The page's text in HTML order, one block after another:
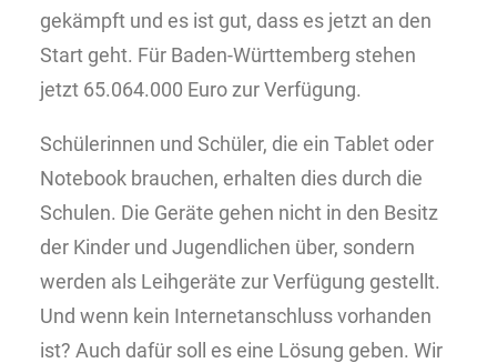
gekämpft und es ist gut, dass es jetzt an den
Start geht. Für Baden-Württemberg stehen
jetzt 65.064.000 Euro zur Verfügung.
Schülerinnen und Schüler, die ein Tablet oder
Notebook brauchen, erhalten dies durch die
Schulen. Die Geräte gehen nicht in den Besitz
der Kinder und Jugendlichen über, sondern
werden als Leihgeräte zur Verfügung gestellt.
Und wenn kein Internetanschluss vorhanden
ist? Auch dafür soll es eine Lösung geben. Wir